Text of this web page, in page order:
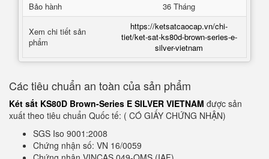
Bảo hành
36 Tháng
Xem chi tiết sản
phẩm
https://ketsatcaocap.vn/chi-
tiet/ket-sat-ks80d-brown-series-e-
silver-vietnam
Các tiêu chuẩn an toàn của sản phẩm
Két sắt KS80D Brown-Series E SILVER VIETNAM được sản
xuất theo tiêu chuẩn Quốc tế: ( CÓ GIẤY CHỨNG NHẬN)
SGS Iso 9001:2008
Chứng nhận số: VN 16/0059